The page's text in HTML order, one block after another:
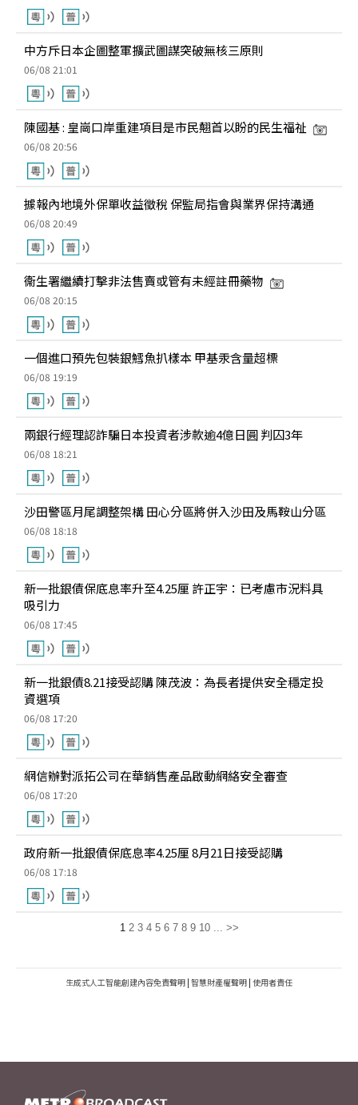
中方斥日本企圖整軍擴武圖謀突破無核三原則
06/08 21:01
陳國基 : 皇崗口岸重建項目是市民翹首以盼的民生福祉
06/08 20:56
據報內地境外保單收益徵稅 保監局指會與業界保持溝通
06/08 20:49
衞生署繼續打擊非法售賣或管有未經註冊藥物
06/08 20:15
一個進口預先包裝銀鱈魚扒樣本 甲基汞含量超標
06/08 19:19
兩銀行經理認詐騙日本投資者涉款逾4億日圓 判囚3年
06/08 18:21
沙田警區月尾調整架構 田心分區將併入沙田及馬鞍山分區
06/08 18:18
新一批銀債保底息率升至4.25厘 許正宇：已考慮市況料具
吸引力
06/08 17:45
新一批銀債8.21接受認購 陳茂波：為長者提供安全穩定投
資選項
06/08 17:20
網信辦對派拓公司在華銷售產品啟動網絡安全審查
06/08 17:20
政府新一批銀債保底息率4.25厘 8月21日接受認購
06/08 17:18
1 2 3 4 5 6 7 8 9 10 ... >>
生成式人工智能創建內容免責聲明 | 智慧財產權聲明 | 使用者責任